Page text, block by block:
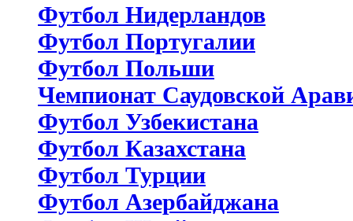
Футбол Нидерландов
Футбол Португалии
Футбол Польши
Чемпионат Саудовской
Футбол Узбекистана
Футбол Казахстана
Футбол Турции
Футбол Азербайджана